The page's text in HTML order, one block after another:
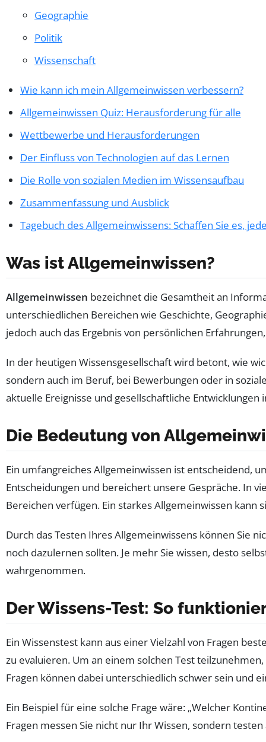
Geographie
Politik
Wissenschaft
Wie kann ich mein Allgemeinwissen verbessern?
Allgemeinwissen Quiz: Herausforderung für alle
Wettbewerbe und Herausforderungen
Der Einfluss von Technologien auf das Lernen
Die Rolle von sozialen Medien im Wissensaufbau
Zusammenfassung und Ausblick
Tagebuch des Allgemeinwissens: Schaffen Sie es,
Was ist Allgemeinwissen?
Allgemeinwissen bezeichnet die Gesamtheit an
unterschiedlichen Bereichen wie Geschichte,
jedoch auch das Ergebnis von persönlichen
In der heutigen Wissensgesellschaft wird betont, wie
sondern auch im Beruf, bei Bewerbungen oder in
aktuelle Ereignisse und gesellschaftliche Entwicklungen
Die Bedeutung von
Ein umfangreiches Allgemeinwissen ist entscheidend,
Entscheidungen und bereichert unsere Gespräche. In
Bereichen verfügen. Ein starkes Allgemeinwissen kann
Durch das Testen Ihres Allgemeinwissens können Sie
noch dazulernen sollten. Je mehr Sie wissen, desto
wahrgenommen.
Der Wissens-Test: So
Ein Wissenstest kann aus einer Vielzahl von Fragen
zu evaluieren. Um an einem solchen Test
Fragen können dabei unterschiedlich schwer sein und
Ein Beispiel für eine solche Frage wäre: „Welcher
Fragen messen Sie nicht nur Ihr Wissen, sondern